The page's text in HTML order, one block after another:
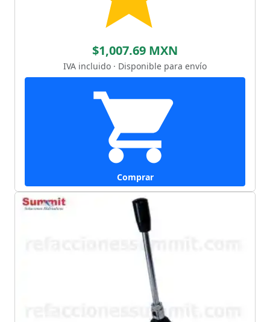
$1,007.69 MXN
IVA incluido · Disponible para envío
Comprar